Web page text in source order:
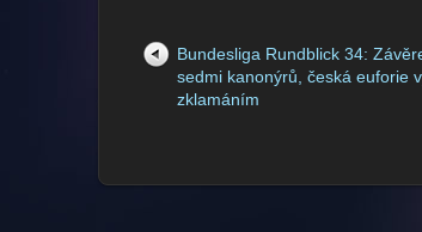
Bundesliga Rundblick 34:
sedmi kanonýrů, česká euforie
zklamáním